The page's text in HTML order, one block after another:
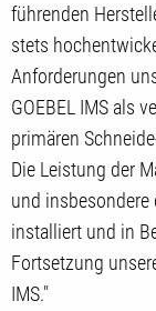
führenden
stets
Anforderungen
GOEBEL IMS als
primären
Die Leistung der
und
installiert und in
Fortsetzung
IMS."